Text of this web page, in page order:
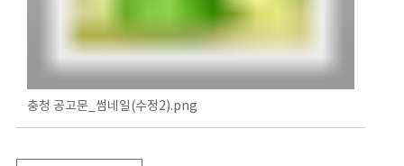
충청 공고문_썸네일(수정2).png